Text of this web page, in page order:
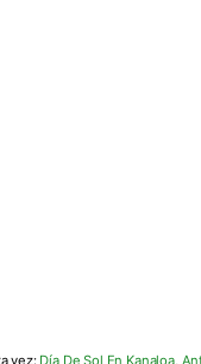
vez: Día De Sol En Kanaloa,